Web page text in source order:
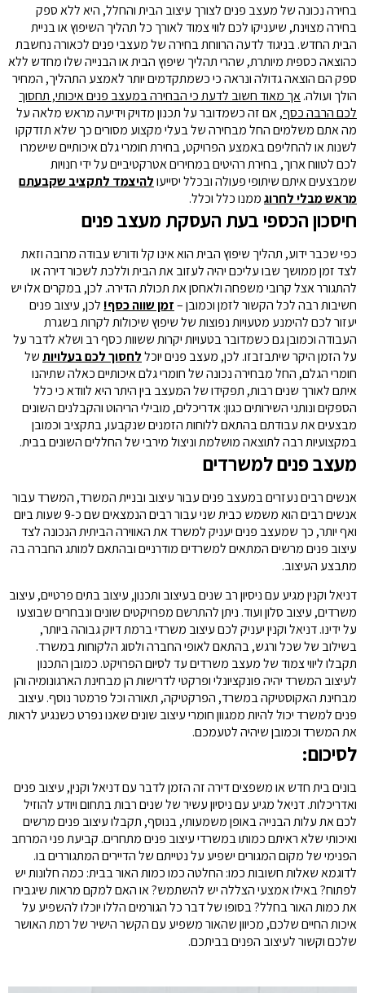
בחירה נכונה של מעצב פנים לצורך עיצוב הבית והחלל, היא ללא ספק
בחירה מצוינת, שיעניקו לכם לווי צמוד לאורך כל תהליך השיפוץ או בניית
הבית החדש. בניגוד לדעה הרווחת בחירה של מעצבי פנים לכאורה נחשבת
כהוצאה כספית מיותרת, שהרי תהליך שיפוץ הבית או הבנייה שלו מחדש ללא
ספק הם הוצאה גדולה ונראה כי כשמתקדמים יותר לאמצע התהליך, המחיר
הולך ועולה.אך מאוד חשוב לדעת כי הבחירה במעצב פנים איכותי, תחסוך
לכם הרבה כסף, אם זה כשמדובר על תכנון מדויק וידיעה מראש מלאה על
מה אתם משלמים החל מבחירה של בעלי מקצוע מסורים כך שלא תזדקקו
לשנות או להחליפם באמצע הפרויקט, בחירת חומרי גלם איכותיים שישמרו
לכם לטווח ארוך, בחירת רהיטים במחירים אטרקטיביים על ידי חנויות
שמבצעים איתם שיתופי פעולה ובכלל יסייעולהיצמד לתקציב שקבעתם
מראש מבלי לחרוגממנו כלל וכלל.
חיסכון הכספי בעת העסקת מעצב פנים
כפי שכבר ידוע, תהליך שיפוץ הבית הוא אינו קל ודורש עבודה מרובה וזאת
לצד זמן ממושך שבו עליכם יהיה לעזוב את הבית וללכת לשכור דירה או
להתגורר אצל קרובי משפחה ולאחסן את תכולת הדירה. לכן, במקרים אלו יש
חשיבות רבה לכל הקשור לזמן וכמובן –זמן שווה כסף! לכן, עיצוב פנים
יעזור לכם להימנע מטעויות נפוצות של שיפוץ שיכולות לקרות בשגרת
העבודה וכמובן גם כשמדובר בטעויות יקרות ששוות כסף רב ושלא לדבר על
על הזמן היקר שיתבזבזו. לכן, מעצב פנים יוכללחסוך לכם בעלויותשל
חומרי הגלם, החל מבחירה נכונה של חומרי גלם איכותיים כאלה שתיהנו
איתם לאורך שנים רבות, תפקידו של המעצב בין היתר היא לוודא כי כלל
הספקים ונותני השירותים כגון: אדריכלים, מובילי הריהוט והקבלנים השונים
מבצעים את עבודתם בהתאם ללוחות הזמנים שנקבעו, בתקציב וכמובן
במקצועיות רבה לתוצאה מושלמת וניצול מירבי של החללים השונים בבית.
מעצב פנים למשרדים
אנשים רבים נעזרים במעצב פנים עבור עיצוב ובניית המשרד, המשרד עבור
אנשים רבים הוא משמש כבית שני עבור רבים הנמצאים שם כ-9 שעות ביום
ואף יותר, כך שמעצב פנים יעניק למשרד את האווירה הביתית הנכונה לצד
עיצוב פנים מרשים המתאים למשרדים מודרניים ובהתאם למותג החברה בה
מתבצע העיצוב.
דניאל וקנין מגיע עם ניסיון רב שנים בעיצוב ותכנון, עיצוב בתים פרטיים, עיצוב
משרדים, עיצוב סלון ועוד. ניתן להתרשם מפרויקטים שונים ונבחרים שבוצעו
על ידינו. דניאל וקנין יעניק לכם עיצוב משרדי ברמת דיוק גבוהה ביותר,
בשילוב של שכל ורגש, בהתאם לאופי החברה ולסוג הלקוחות במשרד.
תקבלו ליווי צמוד של מעצב משרדים עד לסיום הפרויקט. כמובן התכנון
לעיצוב המשרד יהיה פונקציונלי ופרקטי לדרישות הן מבחינת הארגונומיה והן
מבחינת האקוסטיקה במשרד, הפרקטיקה, תאורה וכל פרמטר נוסף. עיצוב
פנים למשרד יכול להיות ממגוון חומרי עיצוב שונים שאנו נפרט כשנגיע לראות
את המשרד וכמובן שיהיה לטעמכם.
לסיכום:
בונים בית חדש או משפצים דירה זה הזמן לדבר עם דניאל וקנין, עיצוב פנים
ואדריכלות. דניאל מגיע עם ניסיון עשיר של שנים רבות בתחום ויודע להוזיל
לכם את עלות הבנייה באופן משמעותי, בנוסף, תקבלו עיצוב פנים מרשים
ואיכותי שלא ראיתם כמותו במשרדי עיצוב פנים מתחרים. קביעת פני המרחב
הפנימי של מקום המגורים ישפיע על נטייתם של הדיירים המתגוררים בו.
לדוגמא שאלות חשובות כמו: החלטה כמו כמות האור בבית: כמה חלונות יש
לפתוח? באילו אמצעי הצללה יש להשתמש? או האם למקם מראות שיגבירו
את כמות האור בחלל? בסופו של דבר כל הגורמים הללו יוכלו להשפיע על
איכות החיים שלכם, מכיוון שהאור משפיע עם הקשר הישיר של רמת האושר
שלכם וקשור לעיצוב הפנים בביתכם.